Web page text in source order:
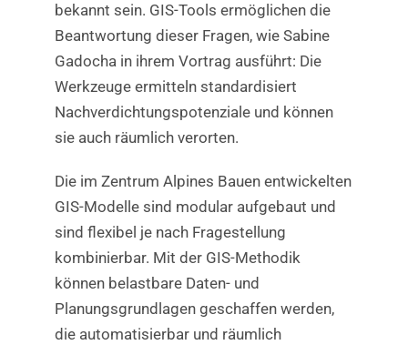
bekannt sein. GIS-Tools ermöglichen die
Beantwortung dieser Fragen, wie Sabine
Gadocha in ihrem Vortrag ausführt: Die
Werkzeuge ermitteln standardisiert
Nachverdichtungspotenziale und können
sie auch räumlich verorten.
Die im Zentrum Alpines Bauen entwickelten
GIS-Modelle sind modular aufgebaut und
sind flexibel je nach Fragestellung
kombinierbar. Mit der GIS-Methodik
können belastbare Daten- und
Planungsgrundlagen geschaffen werden,
die automatisierbar und räumlich